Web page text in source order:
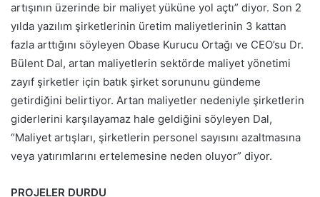
artışının üzerinde bir maliyet yüküne yol açtı” diyor. Son 2
yılda yazılım şirketlerinin üretim maliyetlerinin 3 kattan
fazla arttığını söyleyen Obase Kurucu Ortağı ve CEO’su Dr.
Bülent Dal, artan maliyetlerin sektörde maliyet yönetimi
zayıf şirketler için batık şirket sorununu gündeme
getirdiğini belirtiyor. Artan maliyetler nedeniyle şirketlerin
giderlerini karşılayamaz hale geldiğini söyleyen Dal,
“Maliyet artışları, şirketlerin personel sayısını azaltmasına
veya yatırımlarını ertelemesine neden oluyor” diyor.
PROJELER DURDU